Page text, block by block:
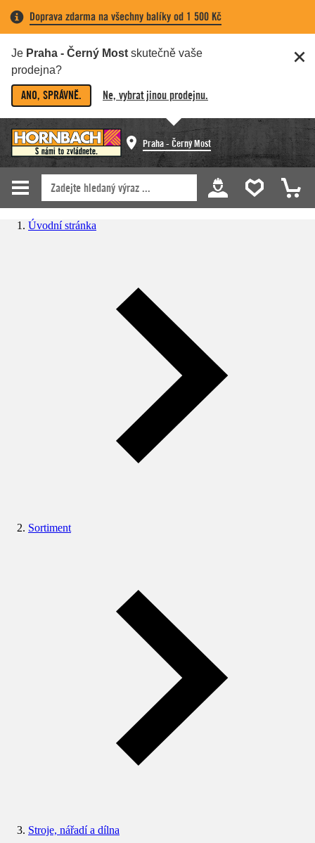
Doprava zdarma na všechny balíky od 1 500 Kč
Je Praha - Černý Most skutečně vaše
prodejna?
ANO, SPRÁVNĚ. Ne, vybrat jinou prodejnu.
Praha - Černý Most
Úvodní stránka
Sortiment
Stroje, nářadí a dílna